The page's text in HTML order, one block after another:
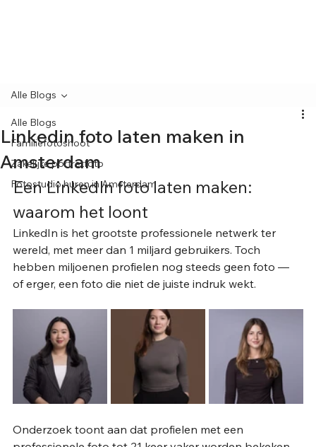
Alle Blogs
Familiefotoshoot
Zakelijke portretfoto
Fotostudio huren in Amsterdam
Alle Blogs
Linkedin foto laten maken in
Amsterdam
Een LinkedIn foto laten maken:
waarom het loont
LinkedIn is het grootste professionele netwerk ter
wereld, met meer dan 1 miljard gebruikers. Toch
hebben miljoenen profielen nog steeds geen foto —
of erger, een foto die niet de juiste indruk wekt.
Onderzoek toont aan dat profielen met een